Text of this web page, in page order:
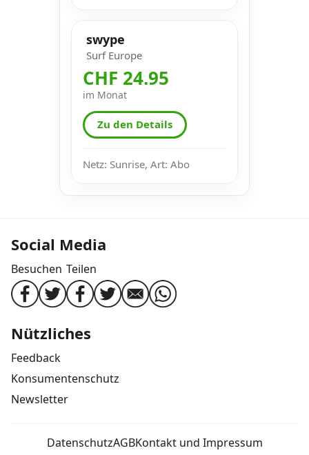
swype
Surf Europe
CHF 24.95
im Monat
Zu den Details
Netz: Sunrise, Art: Abo
Social Media
Besuchen Teilen
Nützliches
Feedback
Konsumentenschutz
Newsletter
DatenschutzAGBKontakt und Impressum